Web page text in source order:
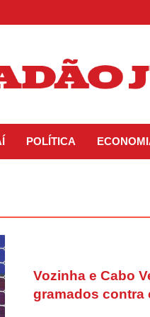
POLÍTICA
Vozinha e Cabo
gramados contra